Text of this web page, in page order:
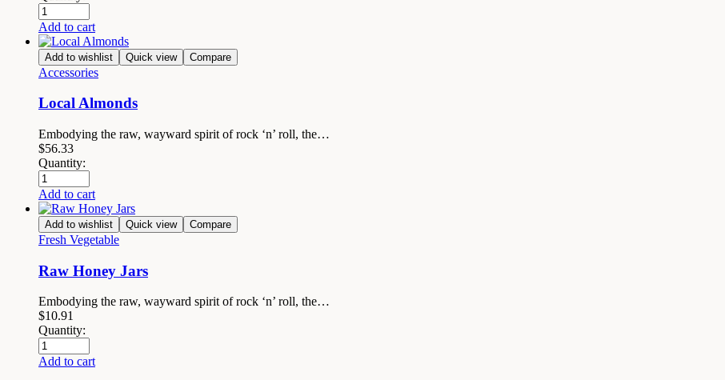
Add to cart
Add to wishlist Quick view Compare
Accessories
Local Almonds
Embodying the raw, wayward spirit of rock ‘n’ roll, the…
$56.33
Quantity:
Add to cart
Add to wishlist Quick view Compare
Fresh Vegetable
Raw Honey Jars
Embodying the raw, wayward spirit of rock ‘n’ roll, the…
$10.91
Quantity:
Add to cart